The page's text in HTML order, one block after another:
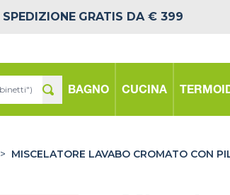
SPEDIZIONE GRATIS DA € 399
BAGNO CUCINA
> MISCELATORE LAVABO CROMATO CON